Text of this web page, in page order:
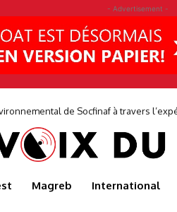
- Advertisement -
de Socfinaf à travers
Magreb International